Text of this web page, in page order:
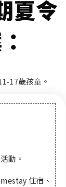
夏令
：
17歲孩童。
動。
住宿、